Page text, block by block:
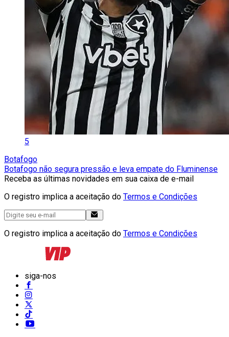
5
Botafogo
Botafogo não segura pressão e leva empate do Fluminense
Receba as últimas novidades em sua caixa de e-mail
O registro implica a aceitação do Termos e Condições
O registro implica a aceitação do Termos e Condições
siga-nos